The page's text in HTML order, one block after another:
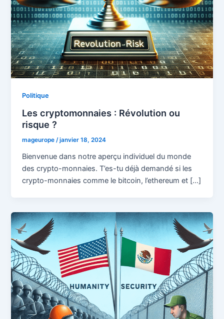
Politique
Les cryptomonnaies : Révolution ou
risque ?
mageurope/janvier 18, 2024
Bienvenue dans notre aperçu individuel du monde
des crypto-monnaies. T’es-tu déjà demandé si les
crypto-monnaies comme le bitcoin, l’ethereum et […]